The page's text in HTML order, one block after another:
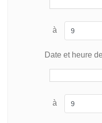
à
Date et heure
à